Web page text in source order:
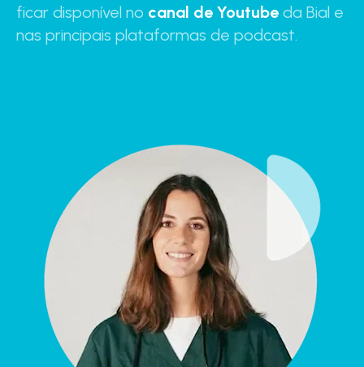
ficar disponível no canal de Youtube da Bial e
nas principais plataformas de podcast.